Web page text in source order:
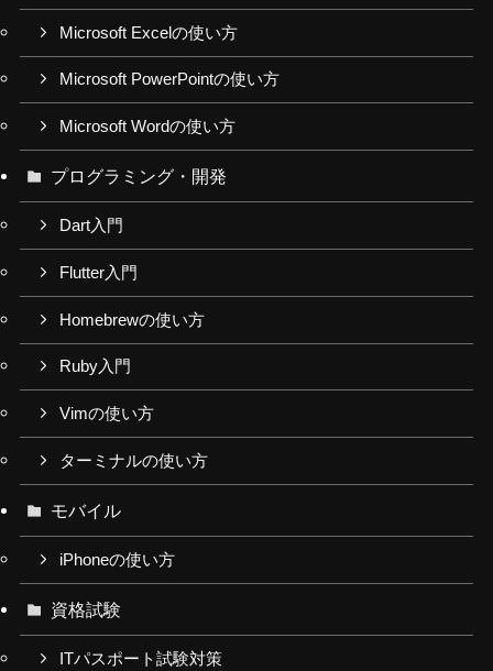
Microsoft Excelの使い方
Microsoft PowerPointの使い方
Microsoft Wordの使い方
プログラミング・開発
Dart入門
Flutter入門
Homebrewの使い方
Ruby入門
Vimの使い方
ターミナルの使い方
モバイル
iPhoneの使い方
資格試験
ITパスポート試験対策